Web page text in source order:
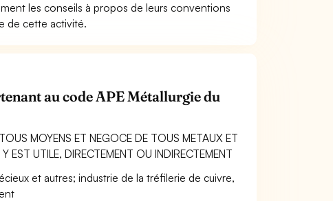
les conseils à propos de leurs conventions
de cette activité.
au code APE Métallurgie du
MOYENS ET NEGOCE DE TOUS METAUX ET
EST UTILE, DIRECTEMENT OU INDIRECTEMENT
et autres; industrie de la tréfilerie de cuivre,